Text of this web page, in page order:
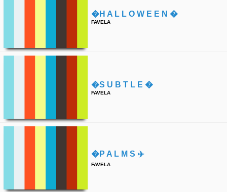
�h A L L O W E E N �
FAVELA
�s U B T L E �
FAVELA
�p A L M S ✈️
FAVELA